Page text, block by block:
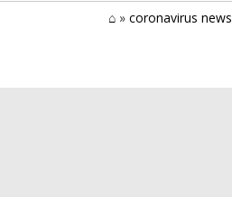
⌂ » coronavirus news